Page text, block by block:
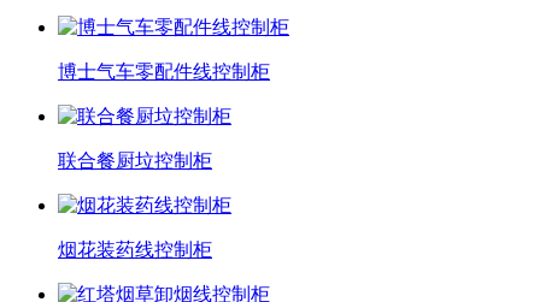
博士气车零配件线控制柜
联合餐厨垃控制柜
烟花装药线控制柜